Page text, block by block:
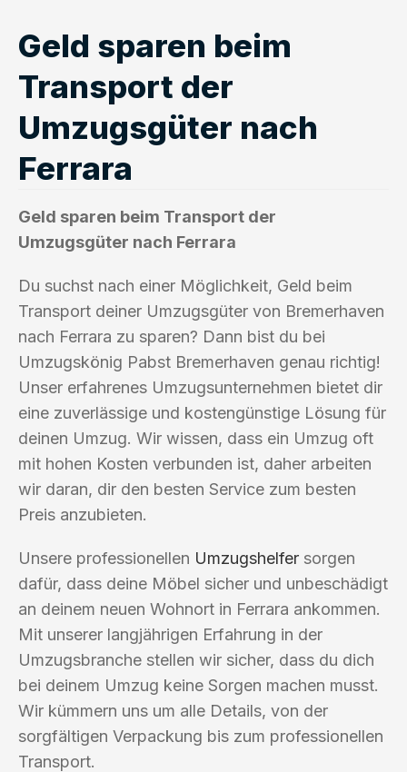
Geld sparen beim
Transport der
Umzugsgüter nach
Ferrara
Geld sparen beim Transport der
Umzugsgüter nach Ferrara
Du suchst nach einer Möglichkeit, Geld beim
Transport deiner Umzugsgüter von Bremerhaven
nach Ferrara zu sparen? Dann bist du bei
Umzugskönig Pabst Bremerhaven genau richtig!
Unser erfahrenes Umzugsunternehmen bietet dir
eine zuverlässige und kostengünstige Lösung für
deinen Umzug. Wir wissen, dass ein Umzug oft
mit hohen Kosten verbunden ist, daher arbeiten
wir daran, dir den besten Service zum besten
Preis anzubieten.
Unsere professionellen Umzugshelfer sorgen
dafür, dass deine Möbel sicher und unbeschädigt
an deinem neuen Wohnort in Ferrara ankommen.
Mit unserer langjährigen Erfahrung in der
Umzugsbranche stellen wir sicher, dass du dich
bei deinem Umzug keine Sorgen machen musst.
Wir kümmern uns um alle Details, von der
sorgfältigen Verpackung bis zum professionellen
Transport.